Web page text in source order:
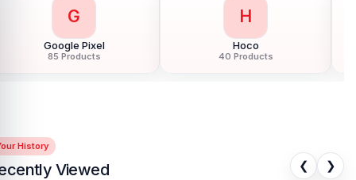
G
Google Pixel
85 Products
H
Hoco
40 Products
History
Viewed ❮ ❯